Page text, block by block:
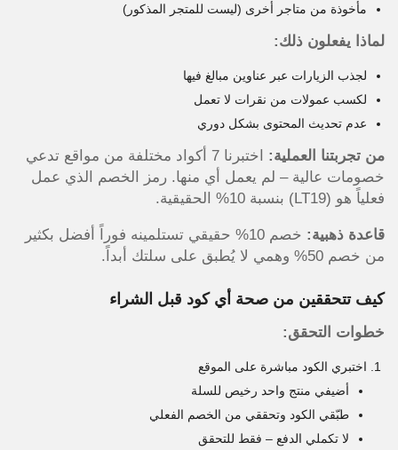
مأخوذة من متاجر أخرى (ليست للمتجر المذكور)
لماذا يفعلون ذلك:
لجذب الزيارات عبر عناوين مبالغ فيها
لكسب عمولات من نقرات لا تعمل
عدم تحديث المحتوى بشكل دوري
من تجربتنا العملية:
اختبرنا 7 أكواد مختلفة من مواقع تدعي
خصومات عالية – لم يعمل أي منها. رمز الخصم الذي عمل
فعلياً هو (LT19) بنسبة 10% الحقيقية.
قاعدة ذهبية:
خصم 10% حقيقي تستلمينه فوراً أفضل بكثير
من خصم 50% وهمي لا يُطبق على سلتك أبداً.
كيف تتحققين من صحة أي كود قبل الشراء
خطوات التحقق:
اختبري الكود مباشرة على الموقع
أضيفي منتج واحد رخيص للسلة
طبّقي الكود وتحققي من الخصم الفعلي
لا تكملي الدفع – فقط للتحقق